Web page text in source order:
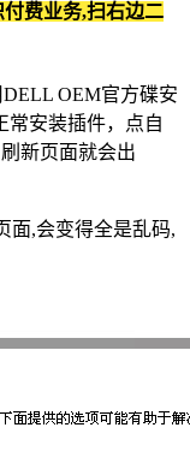
费业务,扫右边二
OEM官方碟安
常安装插件，点自
新页面就会出
面,会变得全是乱码,